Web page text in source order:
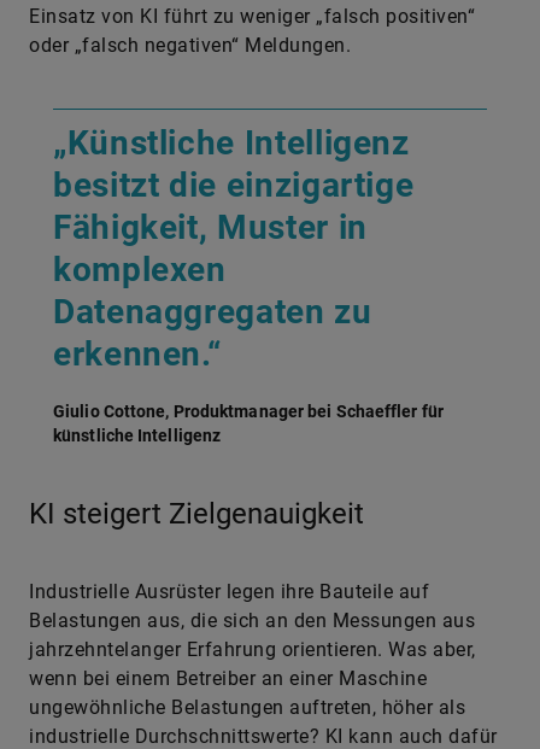
Einsatz von KI führt zu weniger „falsch positiven“
oder „falsch negativen“ Meldungen.
„Künstliche Intelligenz
besitzt die einzigartige
Fähigkeit, Muster in
komplexen
Datenaggregaten zu
erkennen.“
Giulio Cottone, Produktmanager bei Schaeffler für
künstliche Intelligenz
KI steigert Zielgenauigkeit
Industrielle Ausrüster legen ihre Bauteile auf
Belastungen aus, die sich an den Messungen aus
jahrzehntelanger Erfahrung orientieren. Was aber,
wenn bei einem Betreiber an einer Maschine
ungewöhnliche Belastungen auftreten, höher als
industrielle Durchschnittswerte? KI kann auch dafür